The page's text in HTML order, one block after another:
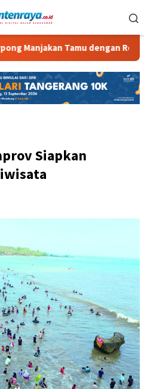
Tamu dengan Robot Waiter
Siapkan